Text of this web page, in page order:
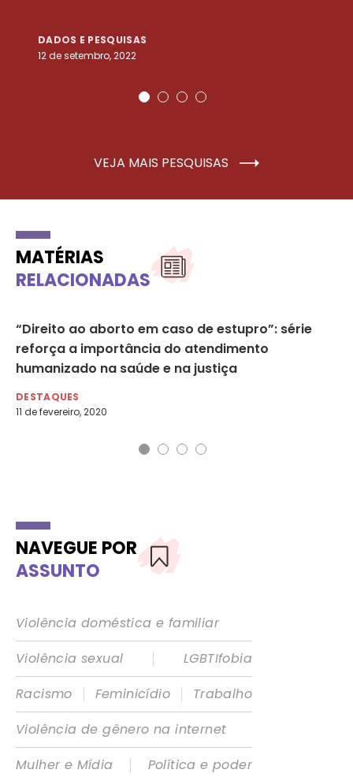
DADOS E PESQUISAS
12 de setembro, 2022
VEJA MAIS PESQUISAS
MATÉRIAS
RELACIONADAS
“Direito ao aborto em caso de estupro”: série
reforça a importância do atendimento
humanizado na saúde e na justiça
DESTAQUES
11 de fevereiro, 2020
NAVEGUE POR
ASSUNTO
Violência doméstica e familiar
Violência sexual
|
LGBTIfobia
Racismo
| Feminicídio |
Trabalho
Violência de gênero na internet
Mulher e Mídia
|
Política e poder